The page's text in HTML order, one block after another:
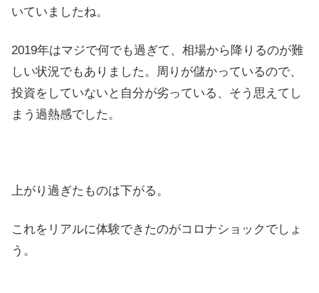
いていましたね。
2019年はマジで何でも過ぎて、相場から降りるのが難
しい状況でもありました。周りが儲かっているので、
投資をしていないと自分が劣っている、そう思えてし
まう過熱感でした。
上がり過ぎたものは下がる。
これをリアルに体験できたのがコロナショックでしょ
う。